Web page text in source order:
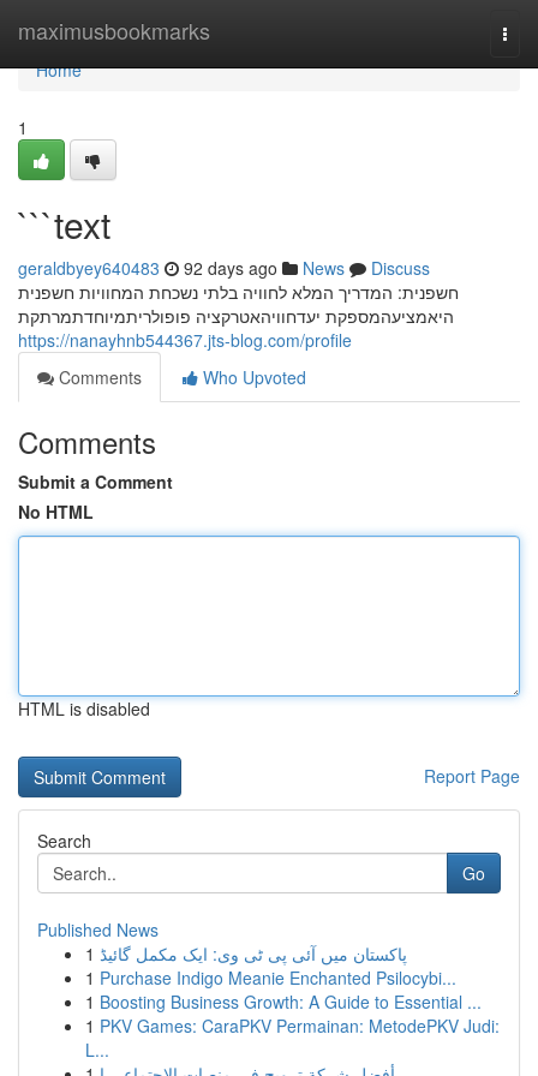
maximusbookmarks
Home
Home
1
```text
geraldbyey640483 92 days ago News
Discuss
חשפנית: המדריך המלא לחוויה בלתי נשכחת המחוויות חשפנית
היאמציעהמספקת יעדחוויהאטרקציה פופולריתמיוחדתמרתקת
https://nanayhnb544367.jts-blog.com/profile
Comments
Who Upvoted
Comments
Submit a Comment
No HTML
HTML is disabled
Report Page
Search
Go
Published News
1 پاکستان میں آئی پی ٹی وی: ایک مکمل گائیڈ
1 Purchase Indigo Meanie Enchanted Psilocybi...
1 Boosting Business Growth: A Guide to Essential ...
1 PKV Games: CaraPKV Permainan: MetodePKV Judi:
L...